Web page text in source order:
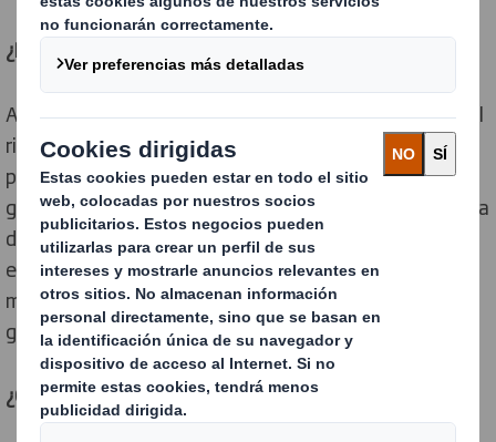
¿Por qué es importante la gestión forestal sostenible?
Aunque los árboles son un recurso natural renovable, el
ritmo al que se talan indica que algunos bosques
podrían desaparecer por completo si no son
gestionados de manera sostenible. Cuando se gestiona
de manera sostenible, se establecen controles
estrictos para combatir la deforestación y promover
mejor los ecosistemas forestales florecientes para
garantizar la protección de los recursos naturales.
¿Cómo ayuda una cadena de custodia?